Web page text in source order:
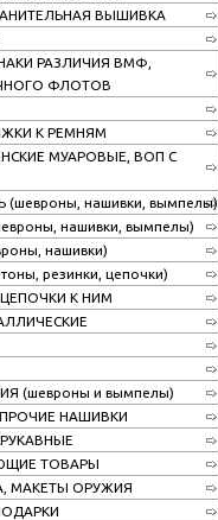
ВЫШИВКА
РАЗЛИЧИЯ ВМФ,
ФЛОТОВ
К РЕМНЯМ
МУАРОВЫЕ, ВОП С
нашивки, вымпелы)
нашивки, вымпелы)
нашивки)
резинки, цепочки)
К НИМ
(шевроны и вымпелы)
НАШИВКИ
ТОВАРЫ
МАКЕТЫ ОРУЖИЯ